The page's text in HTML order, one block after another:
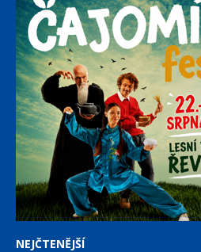
NEJČTENĚJŠÍ